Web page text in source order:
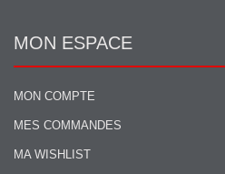
MON ESPACE
MON COMPTE
MES COMMANDES
MA WISHLIST